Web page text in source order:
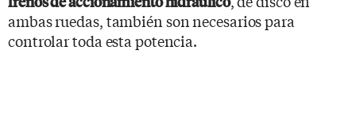
ambas ruedas, también son necesarios para
controlar toda esta potencia.